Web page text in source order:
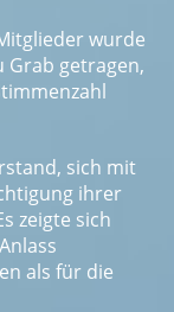
wurde
Grab getragen,
sich mit
ihrer
zeigte sich
als für die